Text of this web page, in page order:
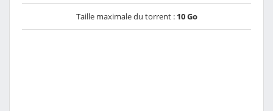
Taille maximale du torrent : 10 Go